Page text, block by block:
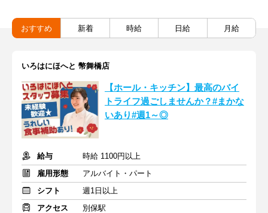
おすすめ 新着 時給 日給 月給
いろはにほへと 幣舞橋店
【ホール・キッチン】最高のバイ
トライフ過ごしませんか？#まかな
いあり#週1～◎
給与
時給 1100円以上
雇用形態
アルバイト・パート
シフト
週1日以上
アクセス
別保駅